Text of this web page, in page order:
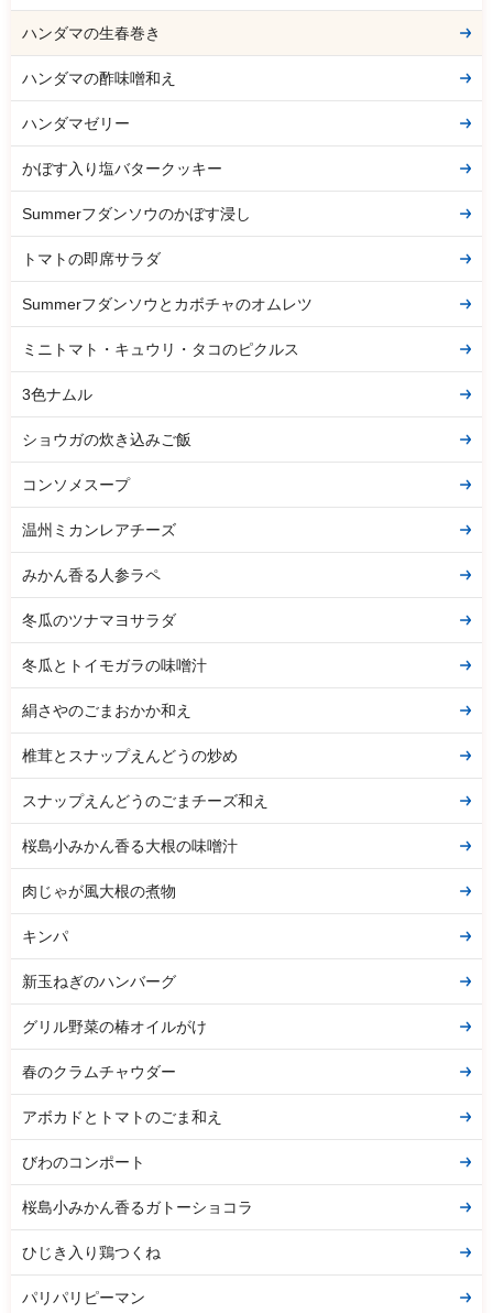
ハンダマの生春巻き
ハンダマの酢味噌和え
ハンダマゼリー
かぼす入り塩バタークッキー
Summerフダンソウのかぼす浸し
トマトの即席サラダ
Summerフダンソウとカボチャのオムレツ
ミニトマト・キュウリ・タコのピクルス
3色ナムル
ショウガの炊き込みご飯
コンソメスープ
温州ミカンレアチーズ
みかん香る人参ラペ
冬瓜のツナマヨサラダ
冬瓜とトイモガラの味噌汁
絹さやのごまおかか和え
椎茸とスナップえんどうの炒め
スナップえんどうのごまチーズ和え
桜島小みかん香る大根の味噌汁
肉じゃが風大根の煮物
キンパ
新玉ねぎのハンバーグ
グリル野菜の椿オイルがけ
春のクラムチャウダー
アボカドとトマトのごま和え
びわのコンポート
桜島小みかん香るガトーショコラ
ひじき入り鶏つくね
パリパリピーマン